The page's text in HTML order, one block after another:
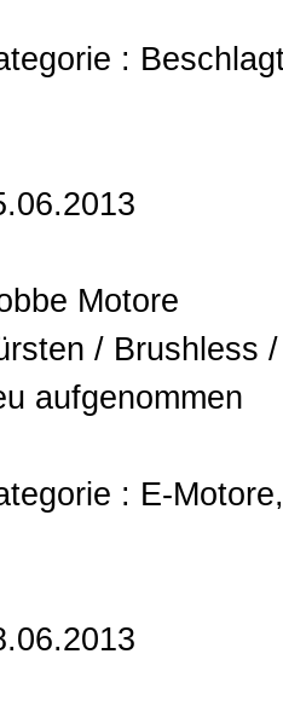
:
Motore
/ Brushless
aufgenommen
: E-